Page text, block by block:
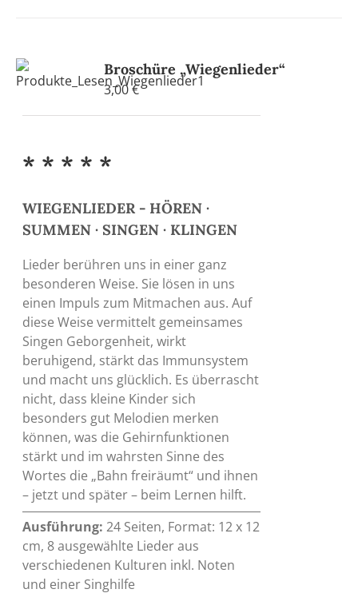
Broschüre „Wiegenlieder“
3,00€
* * * * *
WIEGENLIEDER - HÖREN ·
SUMMEN · SINGEN · KLINGEN
Lieder berühren uns in einer ganz
besonderen Weise. Sie lösen in uns
einen Impuls zum Mitmachen aus. Auf
diese Weise vermittelt gemeinsames
Singen Geborgenheit, wirkt
beruhigend, stärkt das Immunsystem
und macht uns glücklich. Es überrascht
nicht, dass kleine Kinder sich
besonders gut Melodien merken
können, was die Gehirnfunktionen
stärkt und im wahrsten Sinne des
Wortes die „Bahn freiräumt“ und ihnen
– jetzt und später – beim Lernen hilft.
Ausführung: 24 Seiten, Format: 12 x 12
cm, 8 ausgewählte Lieder aus
verschiedenen Kulturen inkl. Noten
und einer Singhilfe